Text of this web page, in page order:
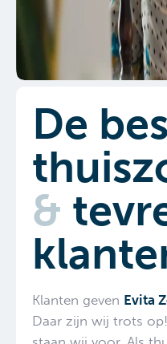
De
&
Klanten geven Evita
Daar zijn wij trots
staan wij voor. Als
wij de tevredenheid
onze thuiszorg in